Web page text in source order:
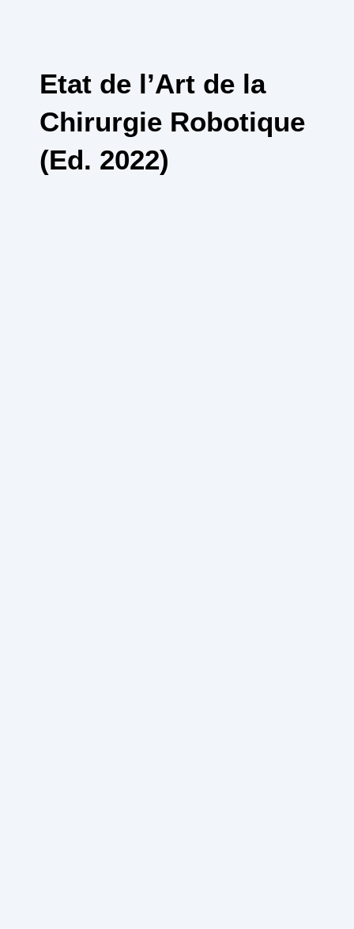
Etat de l’Art de la
Chirurgie Robotique
(Ed. 2022)